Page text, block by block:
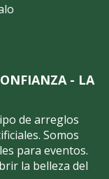
- LA
de arreglos
Somos
para eventos.
la belleza del